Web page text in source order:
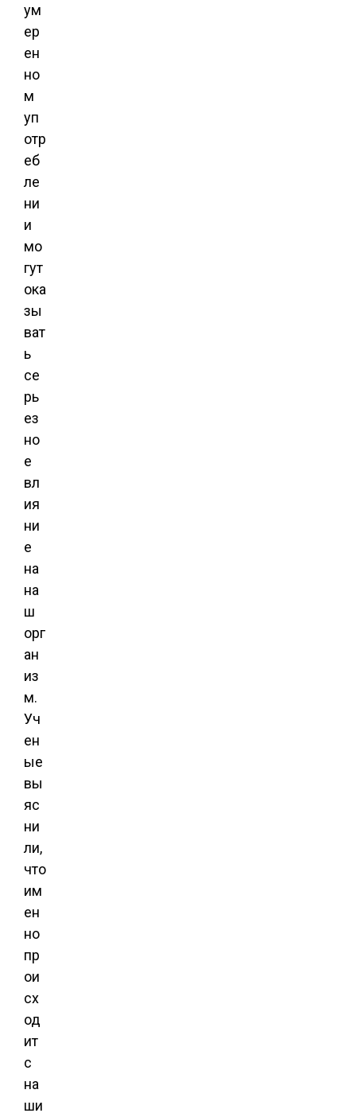
ум
ер
ен
но
м
уп
отр
еб
ле
ни
и
мо
гут
ока
зы
ват
ь
се
рь
ез
но
е
вл
ия
ни
е
на
на
ш
орг
ан
из
м.
Уч
ен
ые
вы
яс
ни
ли,
что
им
ен
но
пр
ои
сх
од
ит
с
на
ши